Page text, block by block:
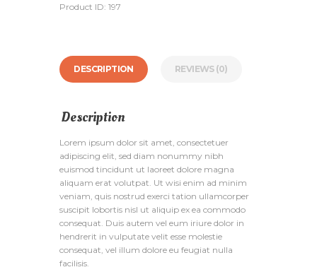
Product ID: 197
DESCRIPTION REVIEWS (0)
Description
Lorem ipsum dolor sit amet, consectetuer
adipiscing elit, sed diam nonummy nibh
euismod tincidunt ut laoreet dolore magna
aliquam erat volutpat. Ut wisi enim ad minim
veniam, quis nostrud exerci tation ullamcorper
suscipit lobortis nisl ut aliquip ex ea commodo
consequat. Duis autem vel eum iriure dolor in
hendrerit in vulputate velit esse molestie
consequat, vel illum dolore eu feugiat nulla
facilisis.